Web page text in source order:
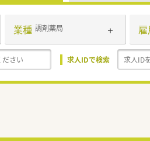
業種 調剤薬局
求人IDで検索